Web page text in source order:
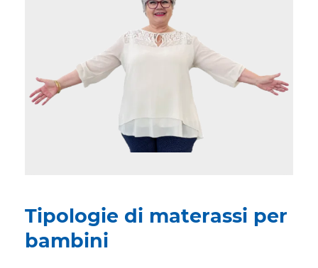
Tipologie di materassi per
bambini